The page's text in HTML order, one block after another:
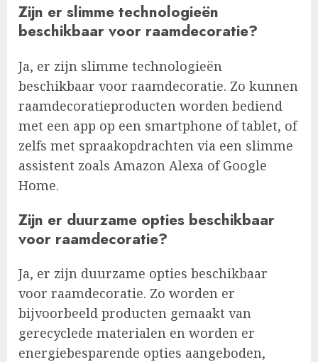
Zijn er slimme technologieën
beschikbaar voor raamdecoratie?
Ja, er zijn slimme technologieën
beschikbaar voor raamdecoratie. Zo kunnen
raamdecoratieproducten worden bediend
met een app op een smartphone of tablet, of
zelfs met spraakopdrachten via een slimme
assistent zoals Amazon Alexa of Google
Home.
Zijn er duurzame opties beschikbaar
voor raamdecoratie?
Ja, er zijn duurzame opties beschikbaar
voor raamdecoratie. Zo worden er
bijvoorbeeld producten gemaakt van
gerecyclede materialen en worden er
energiebesparende opties aangeboden,